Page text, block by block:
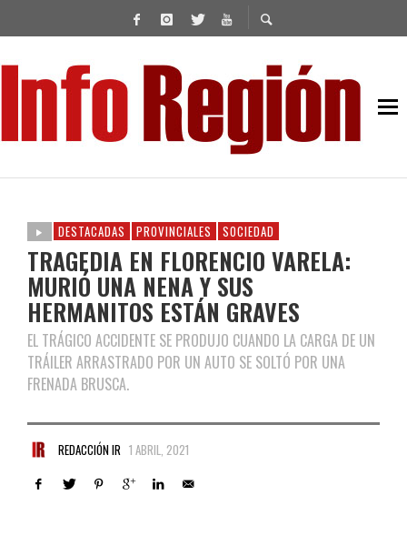
DESTACADAS PROVINCIALES SOCIEDAD
TRAGEDIA EN FLORENCIO VARELA:
MURIÓ UNA NENA Y SUS
HERMANITOS ESTÁN GRAVES
EL TRÁGICO ACCIDENTE SE PRODUJO CUANDO LA CARGA DE UN
TRÁILER ARRASTRADO POR UN AUTO SE SOLTÓ POR UNA
FRENADA BRUSCA.
REDACCIÓN IR 1 ABRIL, 2021